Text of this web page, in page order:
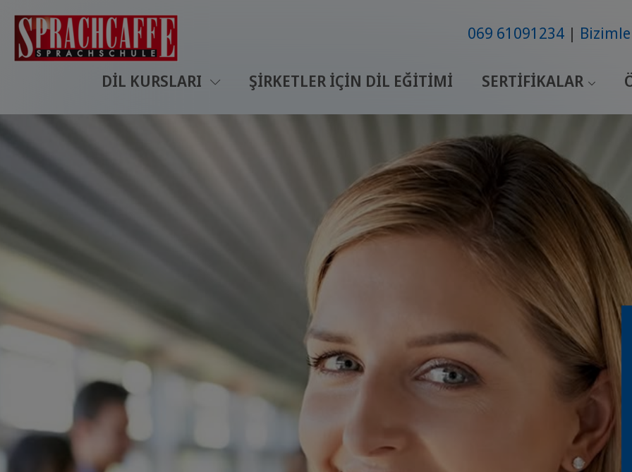
069 61091234
DIL KURSLARI ŞIRKETLER IÇIN DIL EĞITIMI SERTIFIKALAR